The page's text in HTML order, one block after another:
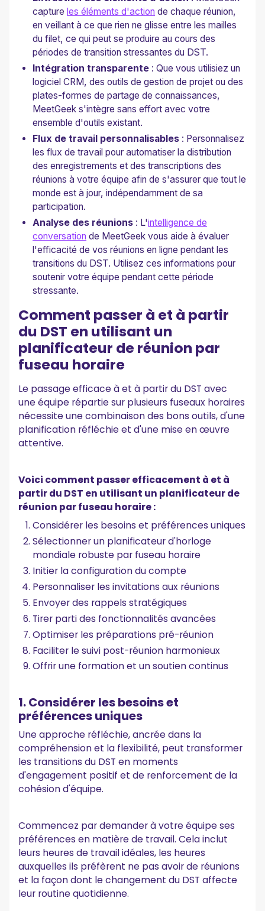
capture les éléments d'action de chaque réunion,
en veillant à ce que rien ne glisse entre les mailles
du filet, ce qui peut se produire au cours des
périodes de transition stressantes du DST.
Intégration transparente : Que vous utilisiez un
logiciel CRM, des outils de gestion de projet ou des
plates-formes de partage de connaissances,
MeetGeek s'intègre sans effort avec votre
ensemble d'outils existant.
Flux de travail personnalisables : Personnalisez
les flux de travail pour automatiser la distribution
des enregistrements et des transcriptions des
réunions à votre équipe afin de s'assurer que tout le
monde est à jour, indépendamment de sa
participation.
Analyse des réunions : L'intelligence de
conversation de MeetGeek vous aide à évaluer
l'efficacité de vos réunions en ligne pendant les
transitions du DST. Utilisez ces informations pour
soutenir votre équipe pendant cette période
stressante.
Comment passer à et à partir
du DST en utilisant un
planificateur de réunion par
fuseau horaire
Le passage efficace à et à partir du DST avec
une équipe répartie sur plusieurs fuseaux horaires
nécessite une combinaison des bons outils, d'une
planification réfléchie et d'une mise en œuvre
attentive.
Voici comment passer efficacement à et à
partir du DST en utilisant un planificateur de
réunion par fuseau horaire :
Considérer les besoins et préférences uniques
Sélectionner un planificateur d'horloge
mondiale robuste par fuseau horaire
Initier la configuration du compte
Personnaliser les invitations aux réunions
Envoyer des rappels stratégiques
Tirer parti des fonctionnalités avancées
Optimiser les préparations pré-réunion
Faciliter le suivi post-réunion harmonieux
Offrir une formation et un soutien continus
1. Considérer les besoins et
préférences uniques
Une approche réfléchie, ancrée dans la
compréhension et la flexibilité, peut transformer
les transitions du DST en moments
d'engagement positif et de renforcement de la
cohésion d'équipe.
Commencez par demander à votre équipe ses
préférences en matière de travail. Cela inclut
leurs heures de travail idéales, les heures
auxquelles ils préfèrent ne pas avoir de réunions
et la façon dont le changement du DST affecte
leur routine quotidienne.